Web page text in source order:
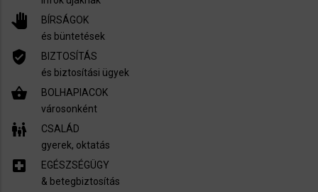
pan_tool
BÍRSÁGOK
és büntetések
verified_user
BIZTOSÍTÁS
és biztosítási ügyek
shopping_basket
BOLHAPIACOK
városonként
family_restroom
CSALÁD
gyerek, oktatás
local_hospital
EGÉSZSÉGÜGY
​& betegbiztosítás